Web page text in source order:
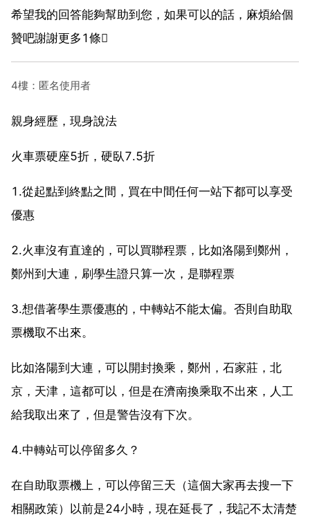
希望我的回答能夠幫助到您，如果可以的話，麻煩給個
贊吧謝謝更多1條
4樓：匿名使用者
親身經歷，現身說法
火車票硬座5折，硬臥7.5折
1.從起點到終點之間，買在中間任何一站下都可以享受
優惠
2.火車沒有直達的，可以買聯程票，比如洛陽到鄭州，
鄭州到大連，刷學生證只算一次，是聯程票
3.想借著學生票優惠的，中轉站不能太偏。否則自助取
票機取不出來。
比如洛陽到大連，可以開封換乘，鄭州，石家莊，北
京，天津，這都可以，但是在濟南換乘取不出來，人工
給我取出來了，但是警告沒有下次。
4.中轉站可以停留多久？
在自助取票機上，可以停留三天（這個大家再去搜一下
相關政策）以前是24小時，現在延長了，我記不太清楚